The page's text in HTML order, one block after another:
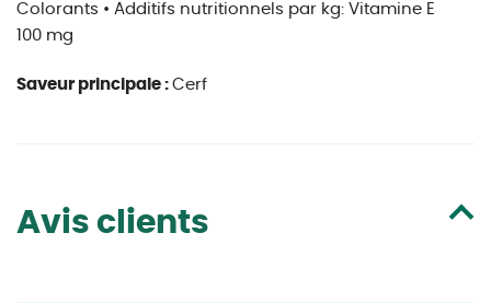
Colorants • Additifs nutritionnels par kg: Vitamine E
100 mg
Saveur principale : Cerf
Avis clients